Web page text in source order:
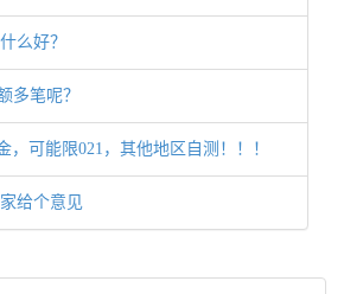
么好？
多笔呢？
，可能限021，其他地区自测！！！
给个意见